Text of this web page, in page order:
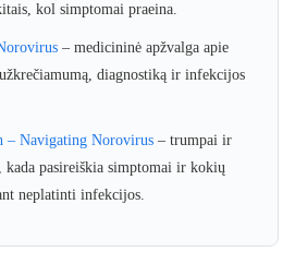
kol simptomai praeina.
– medicininė apžvalga apie
diagnostiką ir infekcijos
– Navigating Norovirus – trumpai ir
kada pasireiškia simptomai ir kokių
neplatinti infekcijos.